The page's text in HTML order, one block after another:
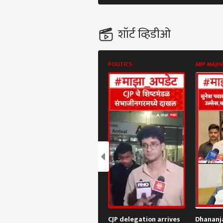
शॉर्ट व्हिडीओ
POLITICS
CJP delegation arrives
ABP
हॅलो गेस्ट
आमच्यासोबत जाहिरात करा
प्रायव्हसी पॉलिसी
संपर्क साधा
करिअर
फीडबॅक